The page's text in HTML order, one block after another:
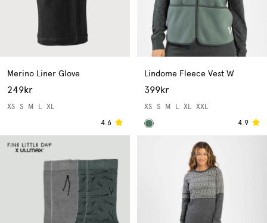
Merino Liner Glove
249kr
XS S M L XL
4.6
Lindome Fleece Vest W
399kr
XS S M L XL XXL
4.9